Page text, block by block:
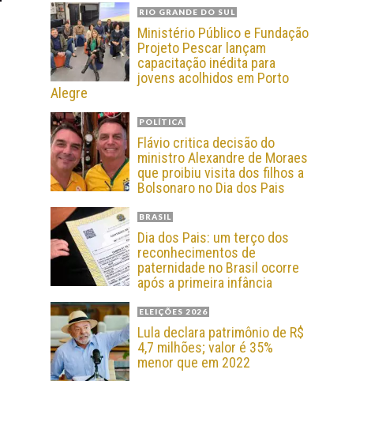
RIO GRANDE DO SUL
Ministério Público e Fundação
Projeto Pescar lançam
capacitação inédita para
jovens acolhidos em Porto
Alegre
POLÍTICA
Flávio critica decisão do
ministro Alexandre de Moraes
que proibiu visita dos filhos a
Bolsonaro no Dia dos Pais
BRASIL
Dia dos Pais: um terço dos
reconhecimentos de
paternidade no Brasil ocorre
após a primeira infância
ELEIÇÕES 2026
Lula declara patrimônio de R$
4,7 milhões; valor é 35%
menor que em 2022